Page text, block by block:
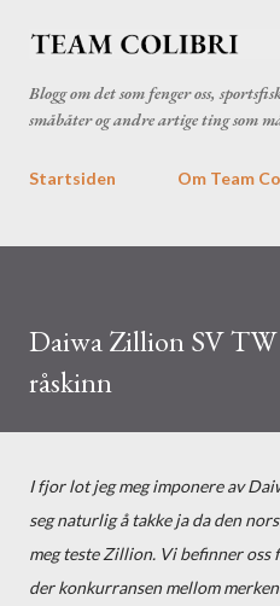
Blogg om det som fenger oss,
småbåter og andre artige ting som
Startsiden Om Team
Daiwa Zillion SV
råskinn
I fjor lot jeg meg imponere av
seg naturlig å takke ja da den
meg teste Zillion. Vi befinner
der konkurransen mellom